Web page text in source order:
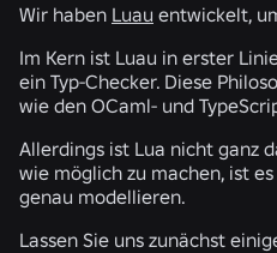
Wir haben Luau entwickelt,
Im Kern ist Luau in erster
ein Typ-Checker. Diese
wie den OCaml- und
Allerdings ist Lua nicht ganz
wie möglich zu machen, ist
genau modellieren.
Lassen Sie uns zunächst